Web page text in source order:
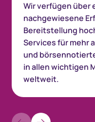
Wir verfügen über
nachgewiesene
Bereitstellung
Services für mehr
und
in allen wichtigen
weltweit.